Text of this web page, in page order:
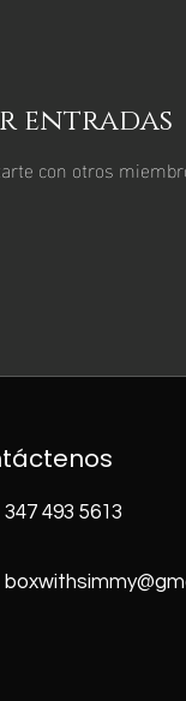
entradas
con otros
347 493 5613